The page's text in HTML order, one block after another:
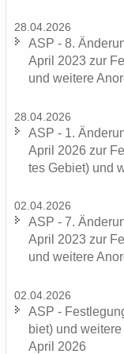
28.04.2026
ASP - 8.
April 2023 zur
und wei­te­re
28.04.2026
ASP - 1.
April 2026 zur
tes Ge­biet) und
02.04.2026
ASP - 7.
April 2023 zur
und wei­te­re
02.04.2026
ASP -
biet) und
April 2026